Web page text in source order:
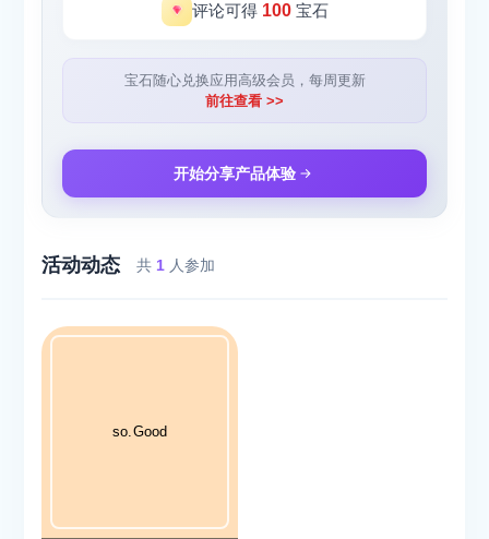
评论可得 100宝石
宝石随心兑换应用高级会员，每周更新
前往查看 >>
开始分享产品体验
活动动态 共 1 人参加
so.Good